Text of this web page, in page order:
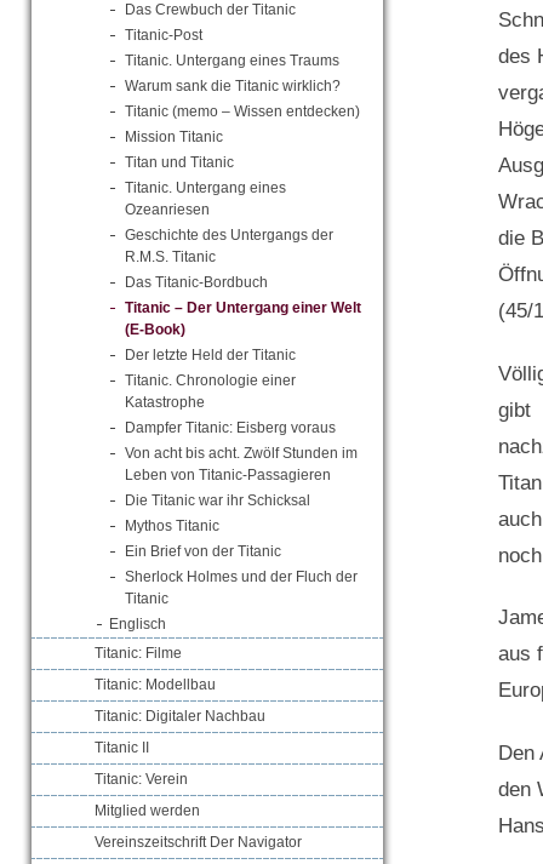
Das Crewbuch der Titanic
Titanic-Post
Titanic. Untergang eines Traums
Warum sank die Titanic wirklich?
Titanic (memo – Wissen entdecken)
Mission Titanic
Titan und Titanic
Titanic. Untergang eines
Ozeanriesen
Geschichte des Untergangs der
R.M.S. Titanic
Das Titanic-Bordbuch
Titanic – Der Untergang einer Welt
(E-Book)
Der letzte Held der Titanic
Titanic. Chronologie einer
Katastrophe
Dampfer Titanic: Eisberg voraus
Von acht bis acht. Zwölf Stunden im
Leben von Titanic-Passagieren
Die Titanic war ihr Schicksal
Mythos Titanic
Ein Brief von der Titanic
Sherlock Holmes und der Fluch der
Titanic
Englisch
Titanic: Filme
Titanic: Modellbau
Titanic: Digitaler Nachbau
Titanic II
Titanic: Verein
Mitglied werden
Vereinszeitschrift Der Navigator
des
die
(45/
gibt
aus
Den
den